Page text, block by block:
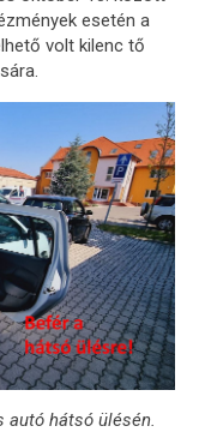
esetén a
volt kilenc tő
autó hátsó ülésén.